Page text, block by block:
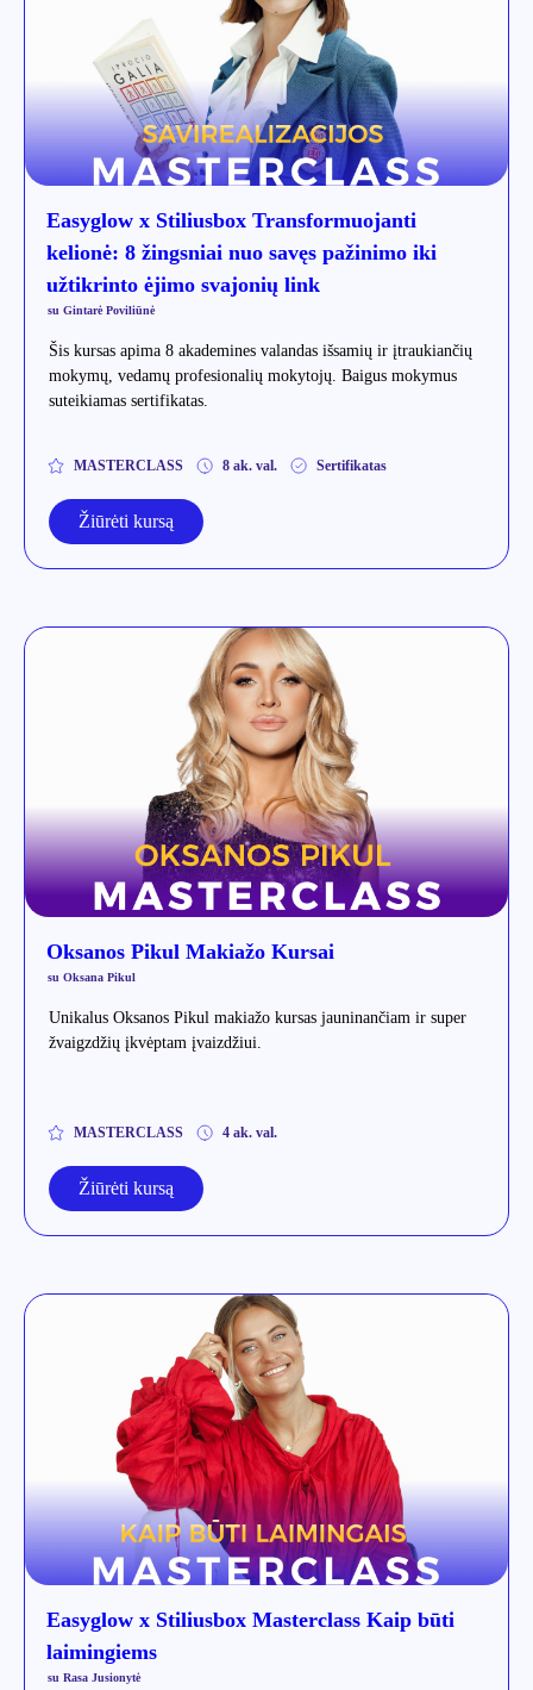
Easyglow x Stiliusbox Transformuojanti
kelionė: 8 žingsniai nuo savęs pažinimo iki
užtikrinto ėjimo svajonių link
su Gintarė Poviliūnė
Šis kursas apima 8 akademines valandas išsamių ir įtraukiančių
mokymų, vedamų profesionalių mokytojų. Baigus mokymus
suteikiamas sertifikatas.
MASTERCLASS 8 ak. val. Sertifikatas
Žiūrėti kursą
Oksanos Pikul Makiažo Kursai
su Oksana Pikul
Unikalus Oksanos Pikul makiažo kursas jauninančiam ir super
žvaigzdžių įkvėptam įvaizdžiui.
MASTERCLASS 4 ak. val.
Žiūrėti kursą
Easyglow x Stiliusbox Masterclass Kaip būti
laimingiems
su Rasa Jusionytė